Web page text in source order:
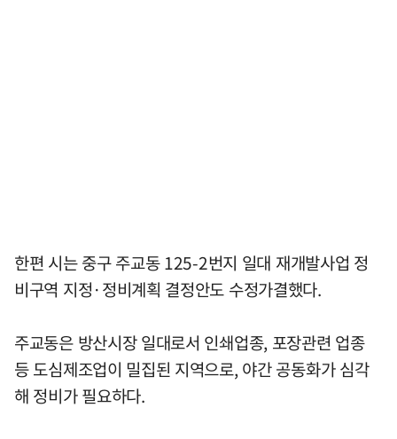
한편 시는 중구 주교동 125-2번지 일대 재개발사업 정
비구역 지정·정비계획 결정안도 수정가결했다.
주교동은 방산시장 일대로서 인쇄업종, 포장관련 업종
등 도심제조업이 밀집된 지역으로, 야간 공동화가 심각
해 정비가 필요하다.